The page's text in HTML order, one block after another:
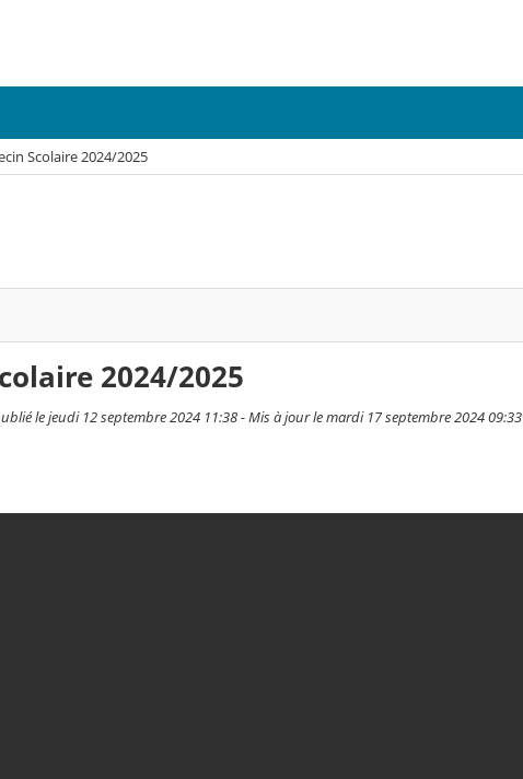
Scolaire 2024/2025
2024/2025
le jeudi 12 septembre 2024 11:38 - Mis à jour le mardi 17 septembre 2024 09:33